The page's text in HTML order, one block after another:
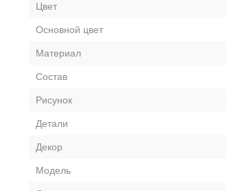
Цвет
Основной цвет
Материал
Состав
Рисунок
Детали
Декор
Модель